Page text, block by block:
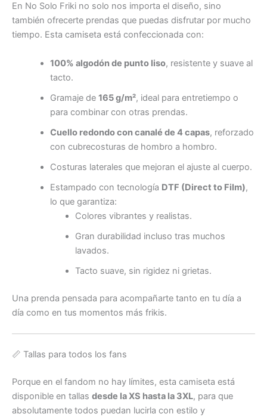
En No Solo Friki no solo nos importa el diseño, sino
también ofrecerte prendas que puedas disfrutar por mucho
tiempo. Esta camiseta está confeccionada con:
100% algodón de punto liso, resistente y suave al
tacto.
Gramaje de 165 g/m², ideal para entretiempo o
para combinar con otras prendas.
Cuello redondo con canalé de 4 capas, reforzado
con cubrecosturas de hombro a hombro.
Costuras laterales que mejoran el ajuste al cuerpo.
Estampado con tecnología DTF (Direct to Film),
lo que garantiza:
Colores vibrantes y realistas.
Gran durabilidad incluso tras muchos
lavados.
Tacto suave, sin rigidez ni grietas.
Una prenda pensada para acompañarte tanto en tu día a
día como en tus momentos más frikis.
📏 Tallas para todos los fans
Porque en el fandom no hay límites, esta camiseta está
disponible en tallas desde la XS hasta la 3XL, para que
absolutamente todos puedan lucirla con estilo y